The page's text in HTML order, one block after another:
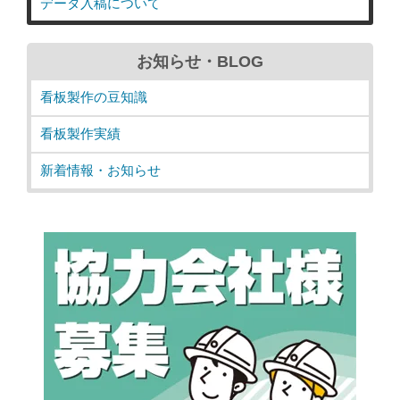
お知らせ・BLOG
看板製作の豆知識
看板製作実績
新着情報・お知らせ